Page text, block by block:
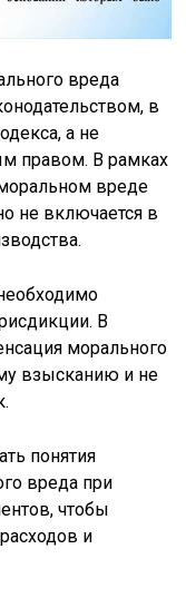
вреда
в
а не
правом. В рамках
вреде
не включается в
В
морального
взысканию и не
понятия
вреда при
чтобы
и